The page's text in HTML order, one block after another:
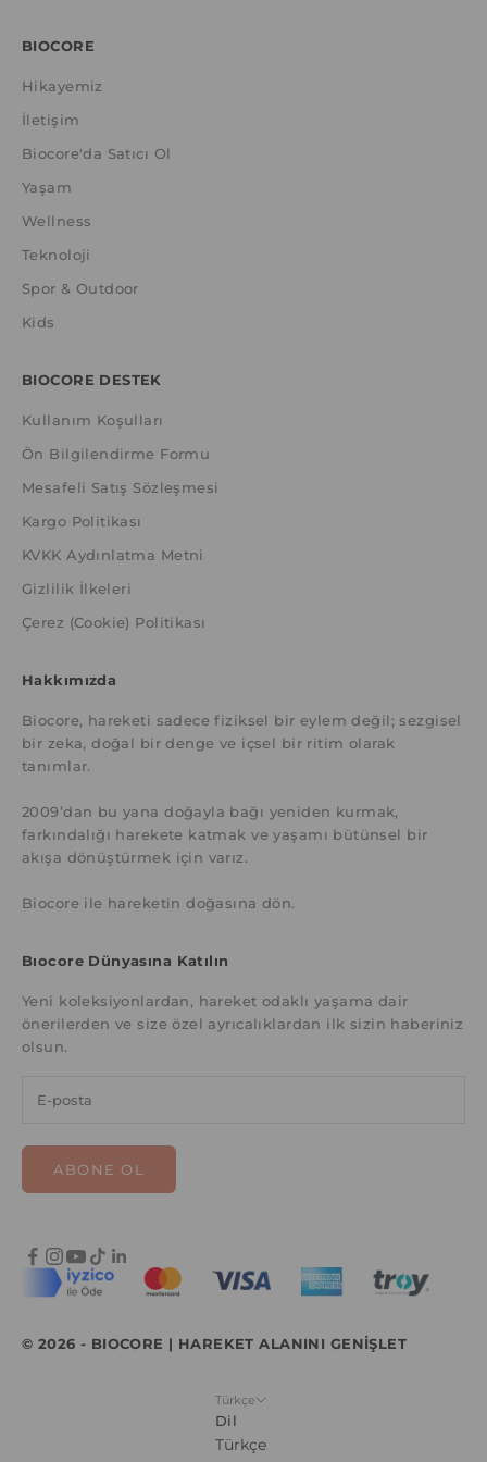
BIOCORE
Hikayemiz
İletişim
Biocore'da Satıcı Ol
Yaşam
Wellness
Teknoloji
Spor & Outdoor
Kids
BIOCORE DESTEK
Kullanım Koşulları
Ön Bilgilendirme Formu
Mesafeli Satış Sözleşmesi
Kargo Politikası
KVKK Aydınlatma Metni
Gizlilik İlkeleri
Çerez (Cookie) Politikası
Hakkımızda
Biocore, hareketi sadece fiziksel bir eylem değil; sezgisel
bir zeka, doğal bir denge ve içsel bir ritim olarak
tanımlar.
2009’dan bu yana doğayla bağı yeniden kurmak,
farkındalığı harekete katmak ve yaşamı bütünsel bir
akışa dönüştürmek için varız.
Biocore ile hareketin doğasına dön.
Bıocore Dünyasına Katılın
Yeni koleksiyonlardan, hareket odaklı yaşama dair
önerilerden ve size özel ayrıcalıklardan ilk sizin haberiniz
olsun.
ABONE OL
© 2026 - BIOCORE | HAREKET ALANINI GENİŞLET
Türkçe
Dil
Türkçe